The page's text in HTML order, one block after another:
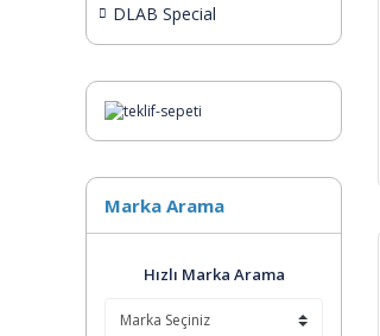
DLAB Special
Marka Arama
Hızlı Marka Arama